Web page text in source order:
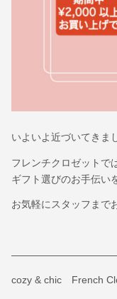
いよいよ近づいてきま
フレンチクロゼットで
ギフト選びのお手伝い
お気軽にスタッフまで
cozy & chic French